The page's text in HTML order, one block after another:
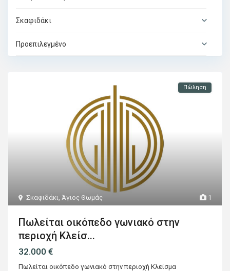
Σκαφιδάκι
Προεπιλεγμένο
1
Σκαφιδάκι Άγιος Θωμάς
Πώληση
Πωλείται οικόπεδο γωνιακό στην
περιοχή Κλείσ...
32.000 €
Πωλείται οικόπεδο γωνιακό στην περιοχή Κλείσμα